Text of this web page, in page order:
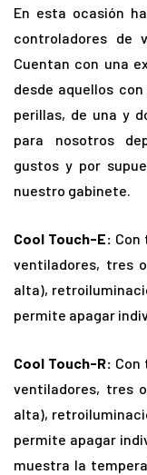
En esta ocasión
controladores de
Cuentan con una
desde aquellos
perillas, de una y
para nosotros
gustos y por
nuestro gabinete.
Cool Touch-E: Con
ventiladores, tres
alta),
permite apagar
Cool Touch-R: Con
ventiladores, tres
alta),
permite apagar
muestra la